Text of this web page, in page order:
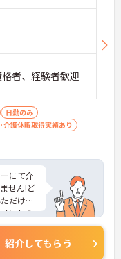
者、経験者歓迎
日勤のみ
介護休暇取得実績あり
にて介
せん!ど
だける
ントな
軽にご
紹介してもらう